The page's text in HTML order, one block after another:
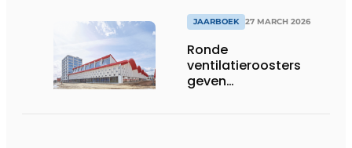
JAARBOEK 27 MARCH 2026
Ronde
ventilatieroosters
geven